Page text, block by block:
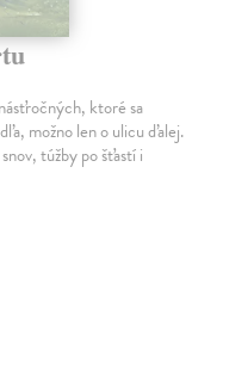
ktoré sa
možno len o ulicu ďalej.
túžby po šťastí i